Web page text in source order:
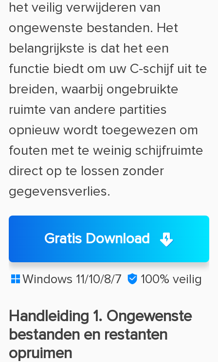
het veilig verwijderen van
ongewenste bestanden. Het
belangrijkste is dat het een
functie biedt om uw C-schijf uit te
breiden, waarbij ongebruikte
ruimte van andere partities
opnieuw wordt toegewezen om
fouten met te weinig schijfruimte
direct op te lossen zonder
gegevensverlies.
Gratis Download
 Windows 11/10/8/7  100% veilig
Handleiding 1. Ongewenste
bestanden en restanten
opruimen